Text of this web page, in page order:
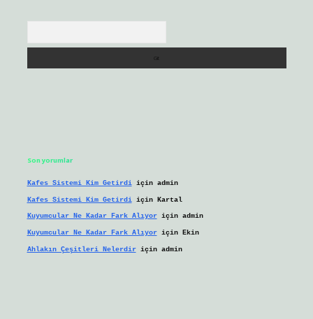
Son yorumlar
Kafes Sistemi Kim Getirdiiçin admin
Kafes Sistemi Kim Getirdiiçin Kartal
Kuyumcular Ne Kadar Fark Alıyoriçin admin
Kuyumcular Ne Kadar Fark Alıyoriçin Ekin
Ahlakın Çeşitleri Nelerdiriçin admin